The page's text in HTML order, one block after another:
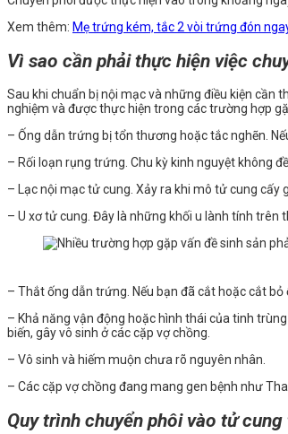
Xem thêm: Mẹ trứng kém, tắc 2 vòi trứng đón
Vì sao cần phải thực hiện việc
Sau khi chuẩn bị nội mạc và những điều kiện
nghiệm và được thực hiện trong các trường hợp
– Ống dẫn trứng bị tổn thương hoặc tắc nghẽn.
– Rối loạn rụng trứng. Chu kỳ kinh nguyệt không
– Lạc nội mạc tử cung. Xảy ra khi mô tử cung
– U xơ tử cung. Đây là những khối u lành tính trên
– Thắt ống dẫn trứng. Nếu bạn đã cắt hoặc cắt
– Khả năng vận động hoặc hình thái của tinh
biến, gây vô sinh ở các cặp vợ chồng.
– Vô sinh và hiếm muộn chưa rõ nguyên nhân.
– Các cặp vợ chồng đang mang gen bệnh như
Quy trình chuyển phôi vào tử